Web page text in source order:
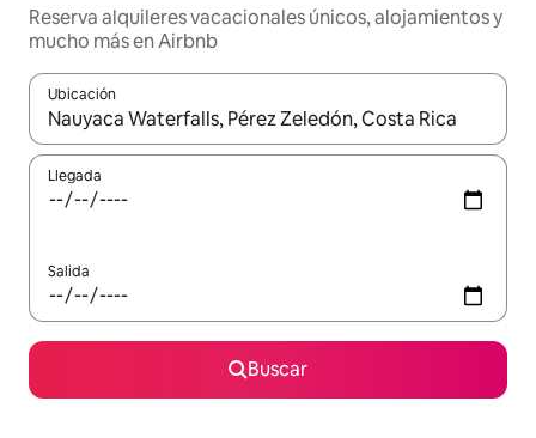
Reserva alquileres vacacionales únicos, alojamientos y
mucho más en Airbnb
Ubicación
Cuando los resultados estén disponibles, navega con las
Llegada
Salida
Buscar